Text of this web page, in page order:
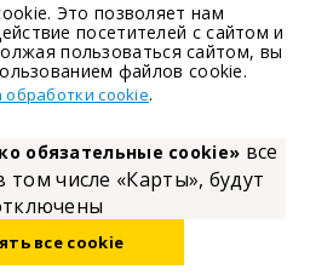
Это позволяет нам
посетителей с сайтом и
пользоваться сайтом, вы
файлов cookie.
обработки cookie.
обязательные cookie» все
том числе «Карты», будут
все cookie